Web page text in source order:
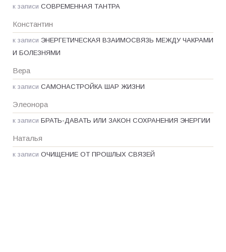
к записи СОВРЕМЕННАЯ ТАНТРА
Константин
к записи ЭНЕРГЕТИЧЕСКАЯ ВЗАИМОСВЯЗЬ МЕЖДУ ЧАКРАМИ
И БОЛЕЗНЯМИ
Вера
к записи САМОНАСТРОЙКА ШАР ЖИЗНИ
Элеонора
к записи БРАТЬ-ДАВАТЬ ИЛИ ЗАКОН СОХРАНЕНИЯ ЭНЕРГИИ
Наталья
к записи ОЧИЩЕНИЕ ОТ ПРОШЛЫХ СВЯЗЕЙ